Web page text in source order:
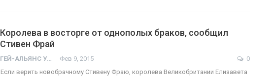
Королева в восторге от однополых браков, сообщил
Стивен Фрай
ГЕЙ-АЛЬЯНС УКРАИНА Фев 9, 2015
0
Если верить новобрачному Стивену Фраю, королева Великобритании Елизавета